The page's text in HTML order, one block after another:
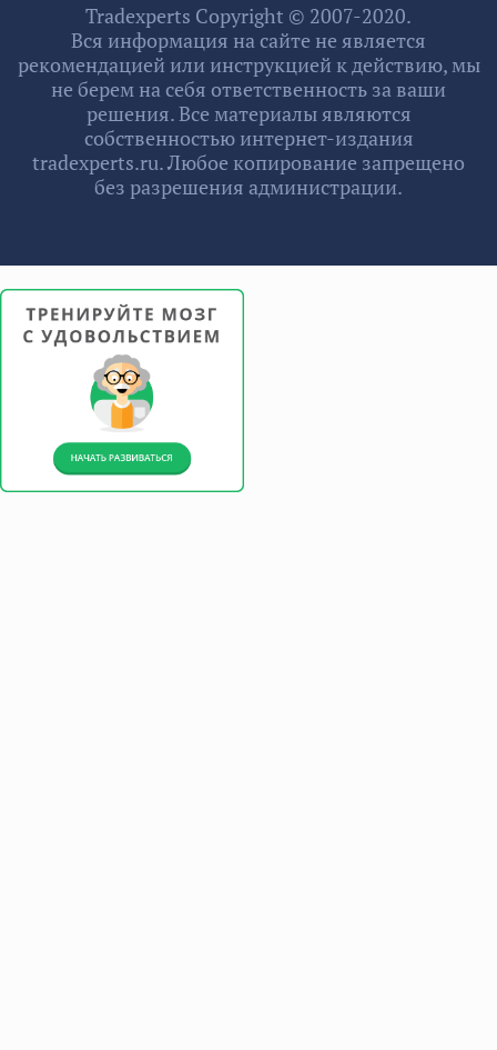
Tradexperts Copyright © 2007-2020.
Вся информация на сайте не является
рекомендацией или инструкцией к действию, мы
не берем на себя ответственность за ваши
решения. Все материалы являются
собственностью интернет-издания
tradexperts.ru. Любое копирование запрещено
без разрешения администрации.